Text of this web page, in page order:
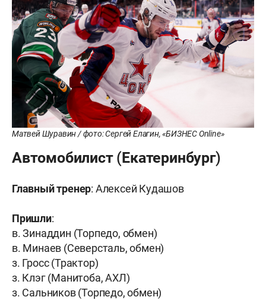
Матвей Шуравин / фото: Сергей Елагин, «БИЗНЕС Online»
Автомобилист (Екатеринбург)
Главный тренер: Алексей Кудашов
Пришли:
в. Зинаддин (Торпедо, обмен)
в. Минаев (Северсталь, обмен)
з. Гросс (Трактор)
з. Клэг (Манитоба, АХЛ)
з. Сальников (Торпедо, обмен)